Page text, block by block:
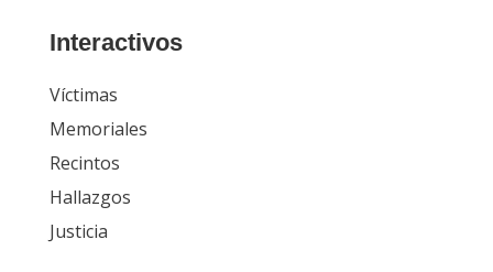
Interactivos
Víctimas
Memoriales
Recintos
Hallazgos
Justicia